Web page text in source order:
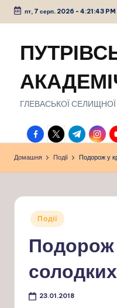
Перейти
пт, 7 серп. 2026 - 4:21:43 PM
ГЛЕВАСЬКОЇ СЕЛИЩНОЇ
facebook.com
twitter.com
t.me
Домашня Події Подорож у
Опубліковано
Події
Подорож
23.01.2018